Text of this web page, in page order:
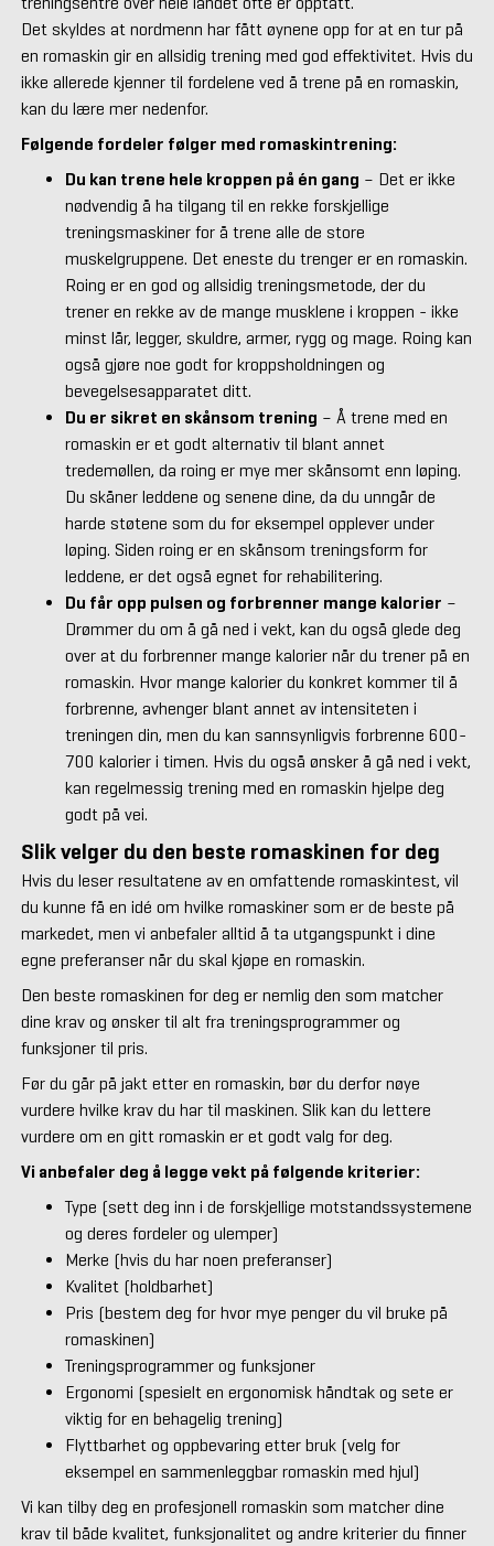
Det skyldes at nordmenn har fått øynene opp for at en tur på
en romaskin gir en allsidig trening med god effektivitet. Hvis du
ikke allerede kjenner til fordelene ved å trene på en romaskin,
kan du lære mer nedenfor.
Følgende fordeler følger med romaskintrening:
Du kan trene hele kroppen på én gang – Det er ikke
nødvendig å ha tilgang til en rekke forskjellige
treningsmaskiner for å trene alle de store
muskelgruppene. Det eneste du trenger er en romaskin.
Roing er en god og allsidig treningsmetode, der du
trener en rekke av de mange musklene i kroppen - ikke
minst lår, legger, skuldre, armer, rygg og mage. Roing kan
også gjøre noe godt for kroppsholdningen og
bevegelsesapparatet ditt.
Du er sikret en skånsom trening – Å trene med en
romaskin er et godt alternativ til blant annet
tredemøllen, da roing er mye mer skånsomt enn løping.
Du skåner leddene og senene dine, da du unngår de
harde støtene som du for eksempel opplever under
løping. Siden roing er en skånsom treningsform for
leddene, er det også egnet for rehabilitering.
Du får opp pulsen og forbrenner mange kalorier –
Drømmer du om å gå ned i vekt, kan du også glede deg
over at du forbrenner mange kalorier når du trener på en
romaskin. Hvor mange kalorier du konkret kommer til å
forbrenne, avhenger blant annet av intensiteten i
treningen din, men du kan sannsynligvis forbrenne 600-
700 kalorier i timen. Hvis du også ønsker å gå ned i vekt,
kan regelmessig trening med en romaskin hjelpe deg
godt på vei.
Slik velger du den beste romaskinen for deg
Hvis du leser resultatene av en omfattende romaskintest, vil
du kunne få en idé om hvilke romaskiner som er de beste på
markedet, men vi anbefaler alltid å ta utgangspunkt i dine
egne preferanser når du skal kjøpe en romaskin.
Den beste romaskinen for deg er nemlig den som matcher
dine krav og ønsker til alt fra treningsprogrammer og
funksjoner til pris.
Før du går på jakt etter en romaskin, bør du derfor nøye
vurdere hvilke krav du har til maskinen. Slik kan du lettere
vurdere om en gitt romaskin er et godt valg for deg.
Vi anbefaler deg å legge vekt på følgende kriterier:
Type (sett deg inn i de forskjellige motstandssystemene
og deres fordeler og ulemper)
Merke (hvis du har noen preferanser)
Kvalitet (holdbarhet)
Pris (bestem deg for hvor mye penger du vil bruke på
romaskinen)
Treningsprogrammer og funksjoner
Ergonomi (spesielt en ergonomisk håndtak og sete er
viktig for en behagelig trening)
Flyttbarhet og oppbevaring etter bruk (velg for
eksempel en sammenleggbar romaskin med hjul)
Vi kan tilby deg en profesjonell romaskin som matcher dine
krav til både kvalitet, funksjonalitet og andre kriterier du finner